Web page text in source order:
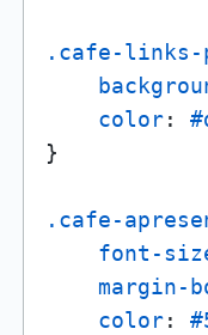
.cafe-links-
color:
}
.cafe-
font-
margin-
color: